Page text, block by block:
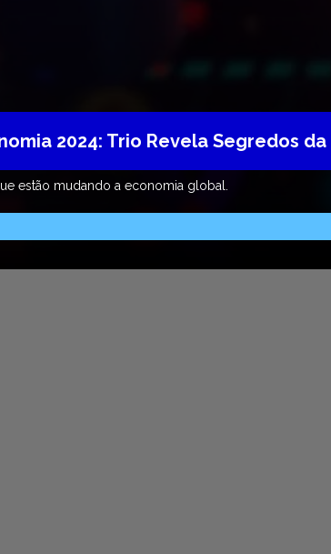
2024: Trio Revela Segredos
estão mudando a economia global.